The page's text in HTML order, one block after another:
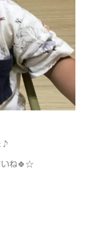
♪
いね🍀☆